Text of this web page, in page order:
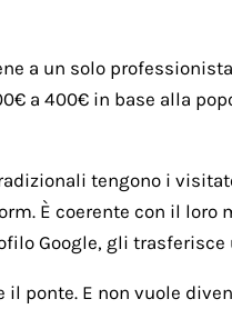
a un solo
a 400€ in base alla
tengono i
È coerente con il
Google, gli
ponte. E non vuole